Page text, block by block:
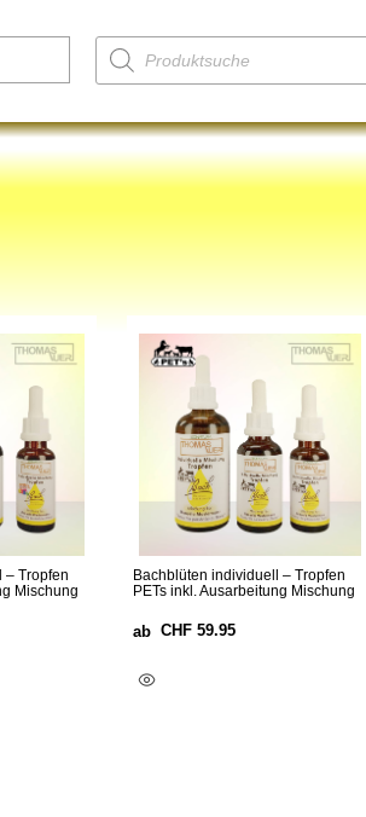
– Tropfen
Mischung
Bachblüten individuell – Tropfen
PETs inkl. Ausarbeitung Mischung
ab CHF 59.95